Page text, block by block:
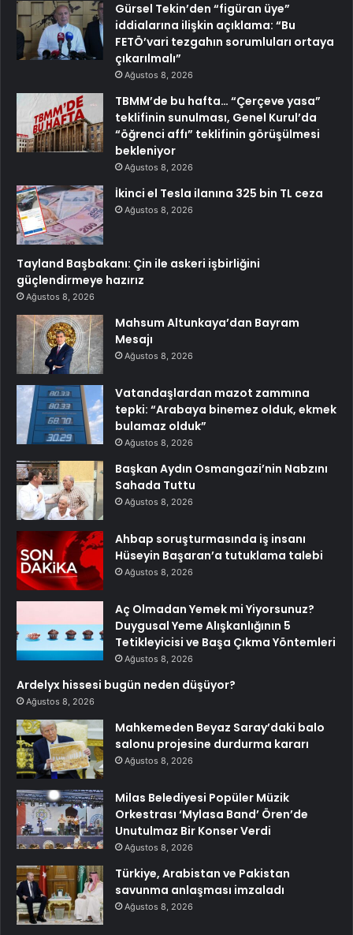
Gürsel Tekin’den “figüran üye”
iddialarına ilişkin açıklama: “Bu
FETÖ’vari tezgahın sorumluları ortaya
çıkarılmalı”
Ağustos 8, 2026
TBMM’de bu hafta… “Çerçeve yasa”
teklifinin sunulması, Genel Kurul’da
“öğrenci affı” teklifinin görüşülmesi
bekleniyor
Ağustos 8, 2026
İkinci el Tesla ilanına 325 bin TL ceza
Ağustos 8, 2026
Tayland Başbakanı: Çin ile askeri işbirliğini
güçlendirmeye hazırız
Ağustos 8, 2026
Mahsum Altunkaya’dan Bayram
Mesajı
Ağustos 8, 2026
Vatandaşlardan mazot zammına
tepki: “Arabaya binemez olduk, ekmek
bulamaz olduk”
Ağustos 8, 2026
Başkan Aydın Osmangazi’nin Nabzını
Sahada Tuttu
Ağustos 8, 2026
Ahbap soruşturmasında iş insanı
Hüseyin Başaran’a tutuklama talebi
Ağustos 8, 2026
Aç Olmadan Yemek mi Yiyorsunuz?
Duygusal Yeme Alışkanlığının 5
Tetikleyicisi ve Başa Çıkma Yöntemleri
Ağustos 8, 2026
Ardelyx hissesi bugün neden düşüyor?
Ağustos 8, 2026
Mahkemeden Beyaz Saray’daki balo
salonu projesine durdurma kararı
Ağustos 8, 2026
Milas Belediyesi Popüler Müzik
Orkestrası ‘Mylasa Band’ Ören’de
Unutulmaz Bir Konser Verdi
Ağustos 8, 2026
Türkiye, Arabistan ve Pakistan
savunma anlaşması imzaladı
Ağustos 8, 2026